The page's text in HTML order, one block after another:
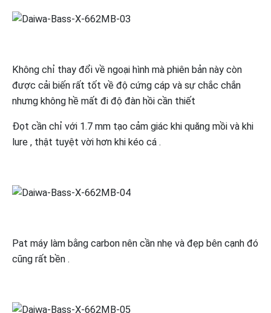
Không chỉ thay đổi về ngoại hình mà phiên bản này còn
được cải biến rất tốt về độ cứng cáp và sự chắc chắn
nhưng không hề mất đi độ đàn hồi cần thiết
Đọt cần chỉ với 1.7 mm tạo cảm giác khi quăng mồi và khi
lure , thật tuyệt vời hơn khi kéo cá .
Pat máy làm bằng carbon nên cần nhẹ và đẹp bên cạnh đó
cũng rất bền .